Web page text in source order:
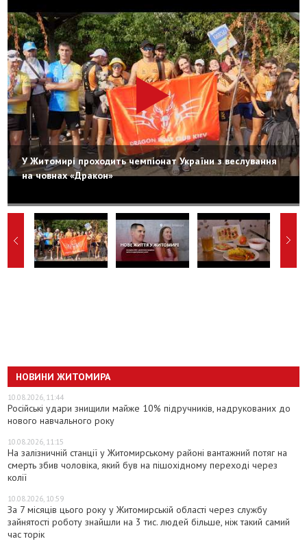
У Житомирі проходить чемпіонат України з веслування
на човнах «Дракон»
НОВИНИ ЖИТОМИРА
10.08.2026, 11:44
Російські удари знищили майже 10% підручників, надрукованих до
нового навчального року
10.08.2026, 11:15
На залізничній станції у Житомирському районі вантажний потяг на
смерть збив чоловіка, який був на пішохідному переході через
колії
10.08.2026, 10:59
За 7 місяців цього року у Житомирській області через службу
зайнятості роботу знайшли на 3 тис. людей більше, ніж такий самий
час торік